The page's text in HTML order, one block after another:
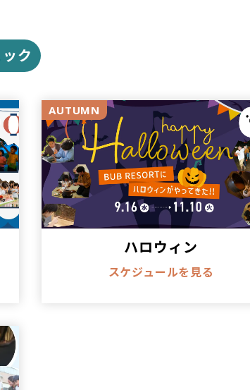
しています。
高校部も設立時のIB認定取得に向けて準備を
ガーテン渋谷」は2024年に開設しました。
ルスクールのキンダー部門」の双方の機能を
運営をしております。
で朝7時30分から20時までの長時間保育に対
ル・ダンス・水泳・音楽など、各分野のプロ
ます。
ク
AUTUMN
ハロウィン
スケジュールを見る